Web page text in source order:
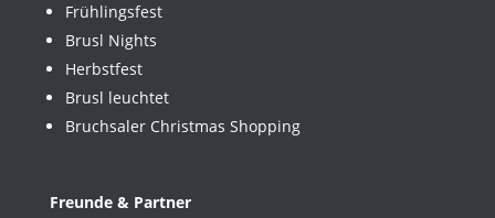
Frühlingsfest
Brusl Nights
Herbstfest
Brusl leuchtet
Bruchsaler Christmas Shopping
Freunde & Partner